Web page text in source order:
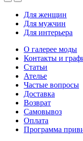
Для женщин
Для мужчин
Для интерьера
О галерее моды
Контакты и
Статьи
Ателье
Частые вопросы
Доставка
Возврат
Самовывоз
Оплата
Программа